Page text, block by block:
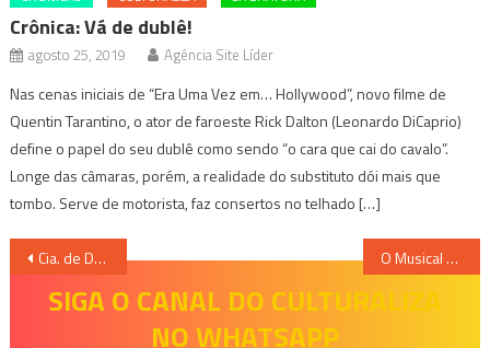
Crônica: Vá de dublê!
agosto 25, 2019 Agência Site Líder
Nas cenas iniciais de “Era Uma Vez em… Hollywood”, novo filme de
Quentin Tarantino, o ator de faroeste Rick Dalton (Leonardo DiCaprio)
define o papel do seu dublê como sendo “o cara que cai do cavalo”.
Longe das câmaras, porém, a realidade do substituto dói mais que
tombo. Serve de motorista, faz consertos no telhado […]
Navegação
Cia. de Dança Palácio das Artes lança documentário “Varanda em Construção” O Musical “O Tubarão Martelo e os Habitantes do Fundo do Mar” celebra o Dia Mundial da Água
SIGA O CANAL DO CULTURALIZA
NO WHATSAPP